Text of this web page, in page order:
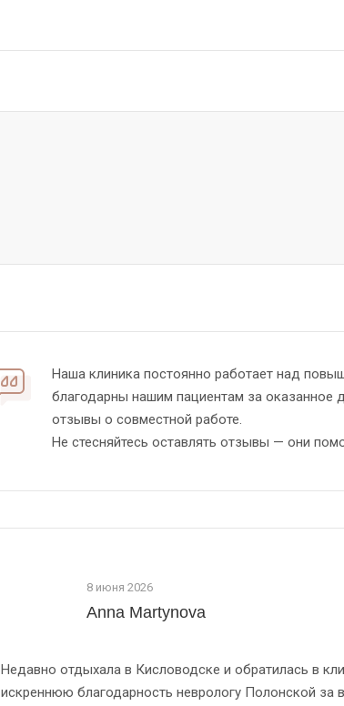
Наша клиника постоянно работает над
благодарны нашим пациентам за оказанное
отзывы о совместной работе.
Не стесняйтесь оставлять отзывы — они
8 июня 2026
Anna Martynova
Недавно отдыхала в Кисловодске и обратилась в
искреннюю благодарность неврологу Полонской